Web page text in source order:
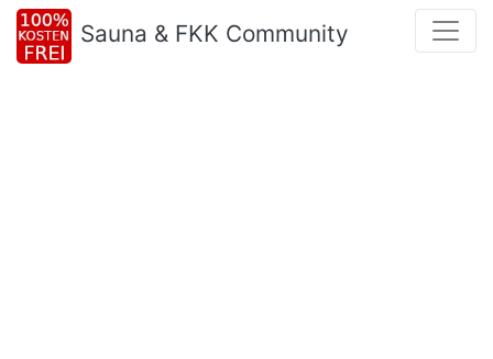
Sauna & FKK Community